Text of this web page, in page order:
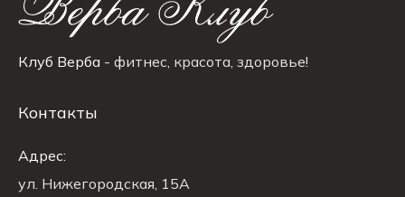
Клуб Верба - фитнес, красота, здоровье!
Контакты
Адрес:
ул. Нижегородская, 15A